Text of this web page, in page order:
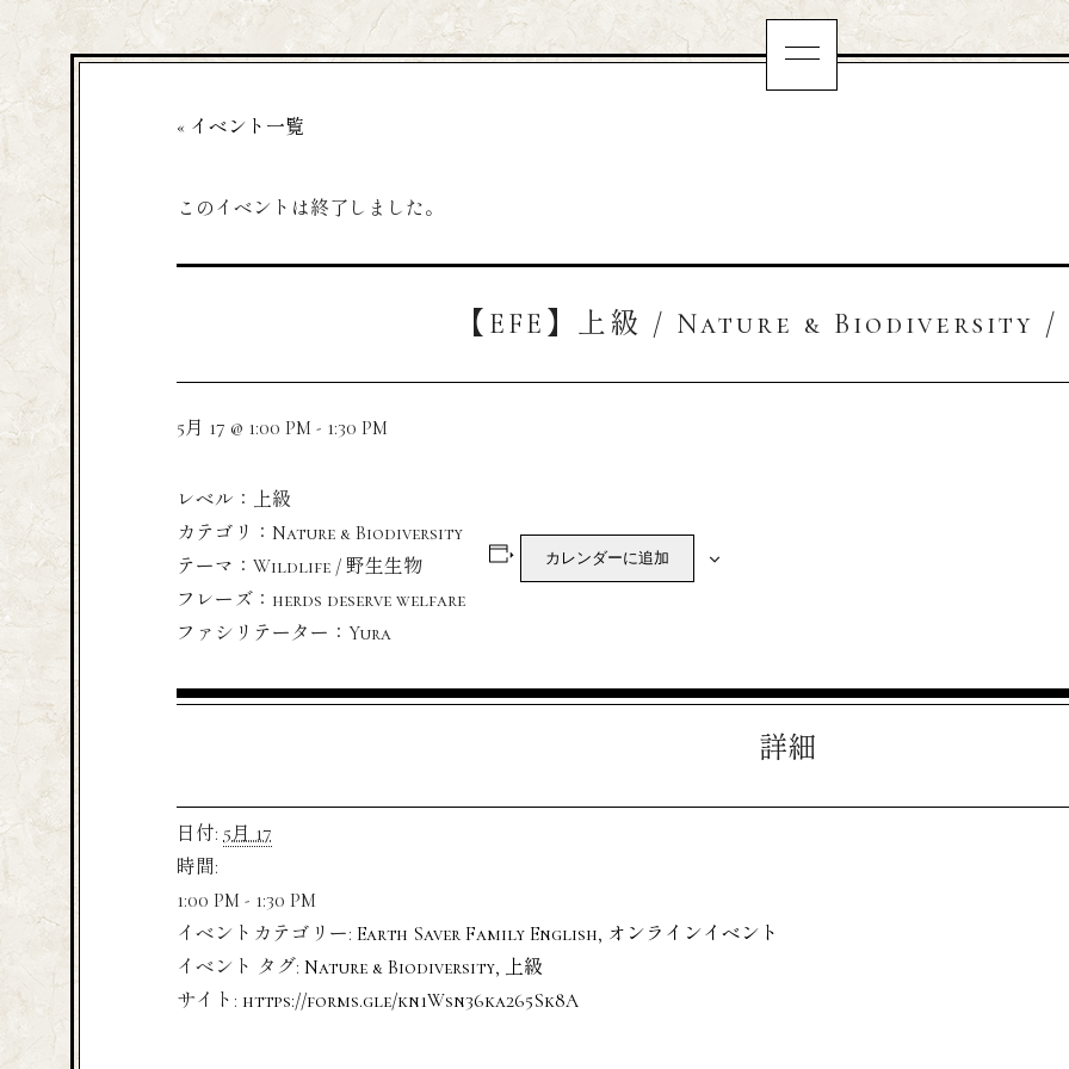
« イベント一覧
このイベントは終了しました。
【EFE】上級 / Nature & Biodiversity
5月 17 @ 1:00 PM - 1:30 PM
レベル：上級
カテゴリ：Nature & Biodiversity
テーマ：Wildlife / 野生生物
フレーズ：herds deserve welfare
ファシリテーター：Yura
カレンダーに追加
詳細
日付: 5月 17
時間:
1:00 PM - 1:30 PM
イベントカテゴリー: Earth Saver Family English, オンラインイベント
イベント タグ: Nature & Biodiversity, 上級
サイト: https://forms.gle/kn1Wsn36ka265Sk8A